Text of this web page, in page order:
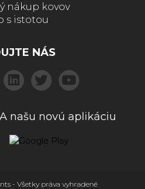
nákup kovov
s istotou
NÁS
našu novú aplikáciu
- Všetky práva vyhradené